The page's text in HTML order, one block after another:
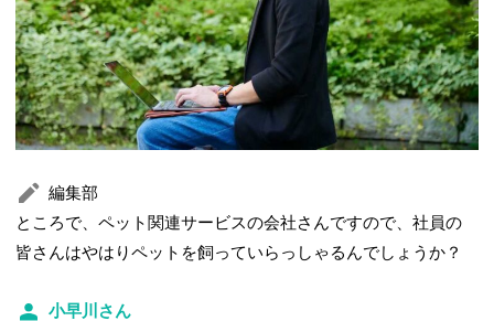
編集部
ところで、ペット関連サービスの会社さんですので、社員の
皆さんはやはりペットを飼っていらっしゃるんでしょうか？
小早川さん